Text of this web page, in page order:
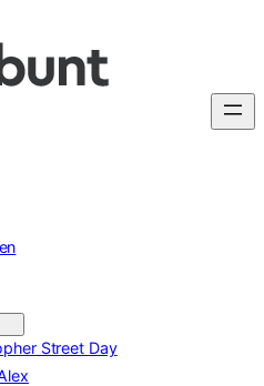
Street Day